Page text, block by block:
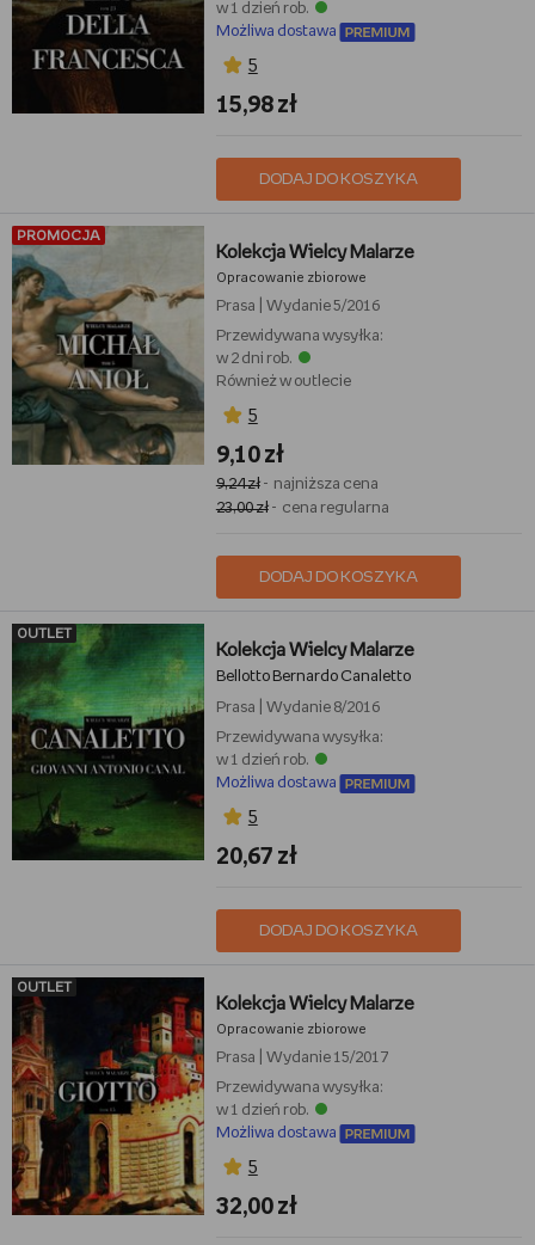
w 1 dzień rob.
Możliwa dostawa
5
15,98 zł
DODAJ DO KOSZYKA
PROMOCJA
Kolekcja Wielcy Malarze
Opracowanie zbiorowe
Prasa
Wydanie 5/2016
Przewidywana wysyłka:
w 2 dni rob.
Również w outlecie
5
9,10 zł
9,24 zł- najniższa cena
23,00 zł- cena regularna
DODAJ DO KOSZYKA
OUTLET
Kolekcja Wielcy Malarze
Bellotto Bernardo Canaletto
Prasa
Wydanie 8/2016
Przewidywana wysyłka:
w 1 dzień rob.
Możliwa dostawa
5
20,67 zł
DODAJ DO KOSZYKA
OUTLET
Kolekcja Wielcy Malarze
Opracowanie zbiorowe
Prasa
Wydanie 15/2017
Przewidywana wysyłka:
w 1 dzień rob.
Możliwa dostawa
5
32,00 zł